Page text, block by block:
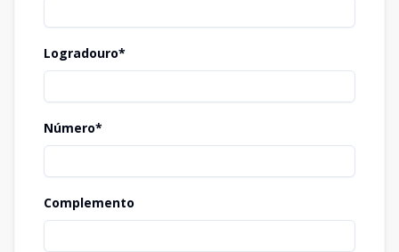
Logradouro*
Número*
Complemento